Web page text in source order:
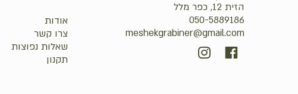
סכום ביניים:
אודות
צרו קשר
שאלות נפוצות
תקנון
הזית 12, כפר מלל
050-5889186
meshekgrabiner@gmail.com